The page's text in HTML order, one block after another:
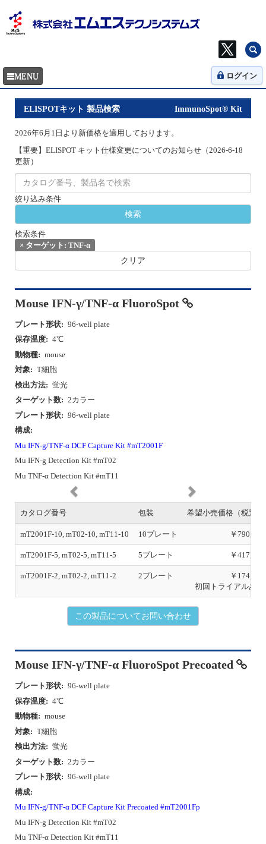
ログイン
ImmunoSpot® Kit
ELISPOTキット 製品検索
2026年6月1日より新価格を適用しております。
【重要】ELISPOT キット仕様変更についてのお知らせ（2026-6-18
更新）
絞り込み条件
検索条件
× ターゲット: TNF-α
クリア
Mouse IFN-γ/TNF-α FluoroSpot
プレート形状: 96-well plate
保存温度: 4℃
動物種: mouse
対象: T細胞
検出方法: 蛍光
ターゲット数: 2カラー
プレート形状: 96-well plate
構成:
Mu IFN-g/TNF-α DCF Capture Kit #mT2001F
Mu IFN-g Detection Kit #mT02
Mu TNF-α Detection Kit #mT11
P
r
v
i
o
u
s
N
e
x
t
カタログ番号 包装 希望小売価格（税別）
mT2001F-10, mT02-10, mT11-10 10プレート ￥790,000
mT2001F-5, mT02-5, mT11-5 5プレート ￥417,000
mT2001F-2, mT02-2, mT11-2 2プレート
￥174,000
初回トライアルあり
この製品についてお問い合わせ
Mouse IFN-γ/TNF-α FluoroSpot Precoated
プレート形状: 96-well plate
保存温度: 4℃
動物種: mouse
対象: T細胞
検出方法: 蛍光
ターゲット数: 2カラー
プレート形状: 96-well plate
構成:
Mu IFN-g/TNF-α DCF Capture Kit Precoated #mT2001Fp
Mu IFN-g Detection Kit #mT02
Mu TNF-α Detection Kit #mT11